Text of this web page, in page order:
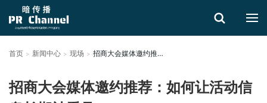
首页 新闻中心 现场 招商大会媒体邀约推荐：如何让活动信息长期被看见
招商大会媒体邀约推荐：如何让活动信